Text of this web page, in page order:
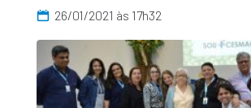
26/01/2021 às 17h32